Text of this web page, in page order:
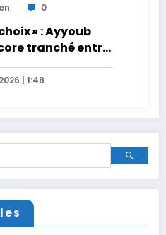
0
» : Ayyoub
tranché entre
| 1:48